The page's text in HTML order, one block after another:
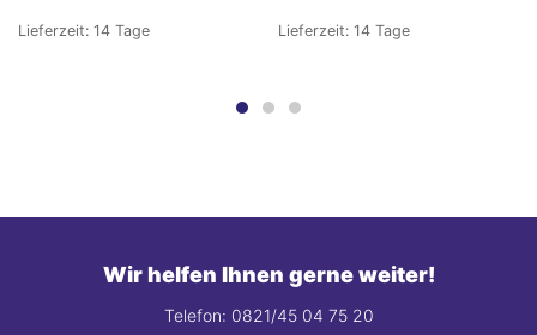
Lieferzeit: 14 Tage Lieferzeit: 14 Tage
Wir helfen Ihnen gerne weiter!
Telefon: 0821/45 04 75 20